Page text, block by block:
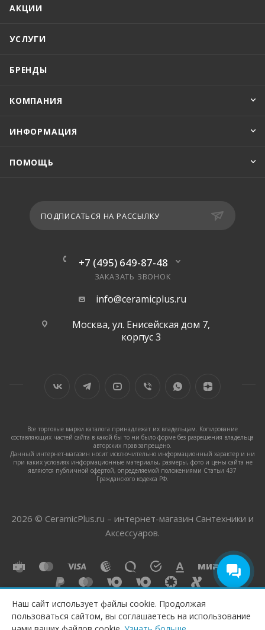
ПОД ЗАКАЗ
АКЦИИ
УСЛУГИ
БРЕНДЫ
КОМПАНИЯ
ИНФОРМАЦИЯ
ПОМОЩЬ
ПОДПИСАТЬСЯ НА РАССЫЛКУ
+7 (495) 649-87-48
ЗАКАЗАТЬ ЗВОНОК
info@ceramicplus.ru
Москва, ул. Енисейская дом 7,
корпус 3
Все торговые марки каталога принадлежат их владельцам. Копирование
составляющих частей сайта в какой бы то ни было форме без разрешения владельца
авторских прав запрещено.
Данный интернет-магазин носит исключительно информационный характер и ни
при каких условиях информационные материалы, размеры, фото и цены сайта не
являются публичной офертой, определяемой положениями Статьи 437
Гражданского кодекса РФ.
2026 © CeramicPlus.ru – интернет-магазин Сантехники и
Аксессуаров.
Наш сайт использует файлы cookie. Продолжая
пользоваться сайтом, вы соглашаетесь на использование